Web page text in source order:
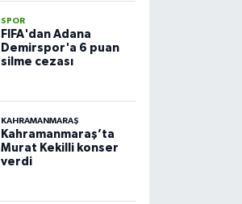
SPOR
FIFA'dan Adana
Demirspor'a 6 puan
silme cezası
KAHRAMANMARAŞ
Kahramanmaraş’ta
Murat Kekilli konser
verdi